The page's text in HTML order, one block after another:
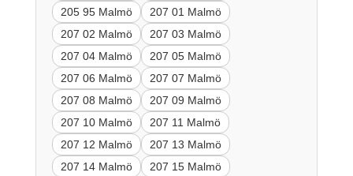
205 95 Malmö
207 01 Malmö
207 02 Malmö
207 03 Malmö
207 04 Malmö
207 05 Malmö
207 06 Malmö
207 07 Malmö
207 08 Malmö
207 09 Malmö
207 10 Malmö
207 11 Malmö
207 12 Malmö
207 13 Malmö
207 14 Malmö
207 15 Malmö